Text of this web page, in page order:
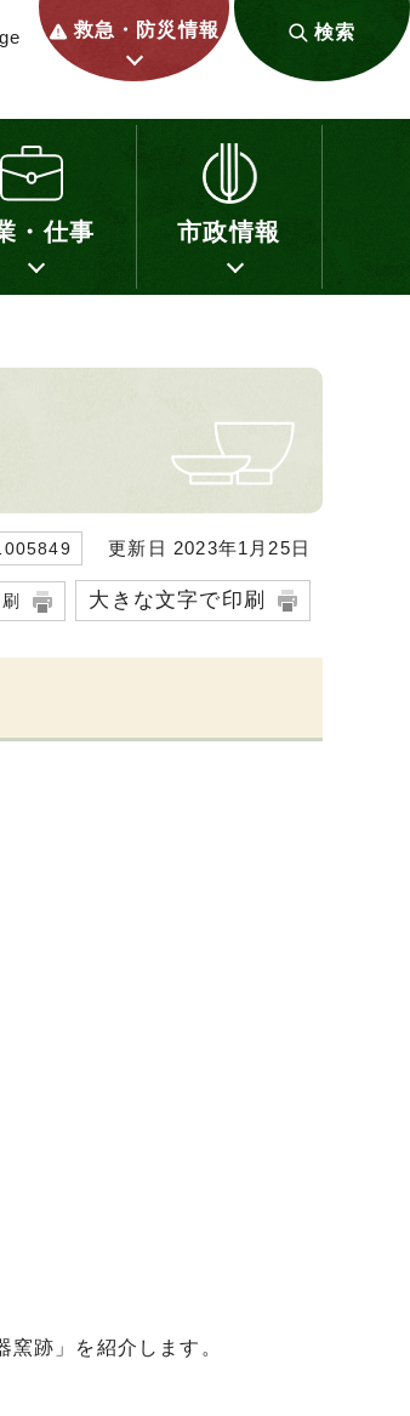
救急・防災情報 検索
・仕事 市政情報
更新日 2023年1月25日
大きな文字で印刷
跡」を紹介します。